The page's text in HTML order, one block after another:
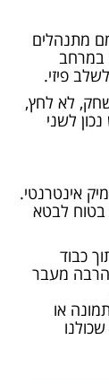
מתנהלים
במרחב
פיזי.
לא לחץ,
לשני
אינטרנטי.
לבטא
כבוד
הרבה מעבר
או